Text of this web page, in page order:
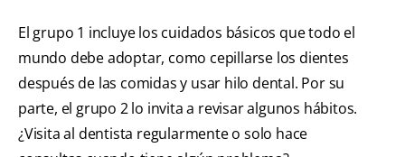
El grupo 1 incluye los cuidados básicos que todo el
mundo debe adoptar, como cepillarse los dientes
después de las comidas y usar hilo dental. Por su
parte, el grupo 2 lo invita a revisar algunos hábitos.
¿Visita al dentista regularmente o solo hace